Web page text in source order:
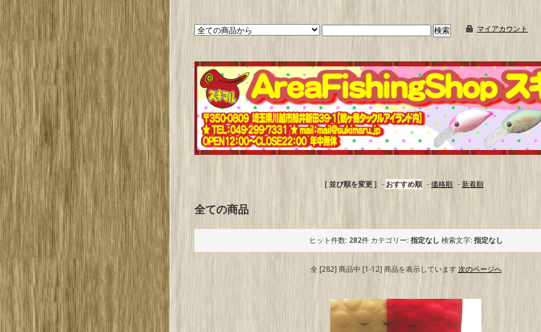
マイアカウント
[ 並び順を変更 ] - おすすめ順 -価格順 -新着順
全ての商品
ヒット件数: 282件 カテゴリー: 指定なし 検索文字: 指定なし
全 [282] 商品中 [1-12] 商品を表示しています次のページへ